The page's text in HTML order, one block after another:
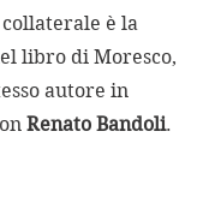
è la
libro di Moresco,
autore in
Renato Bandoli.